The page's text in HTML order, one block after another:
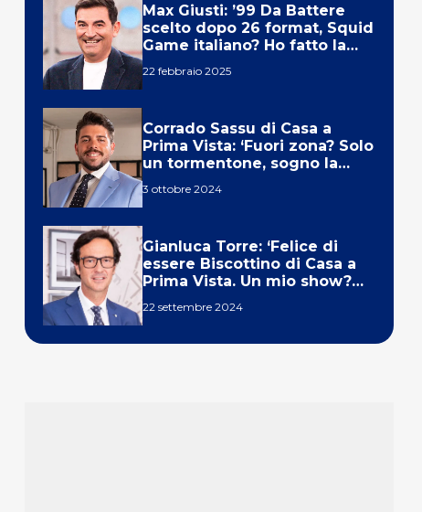
Max Giusti: ’99 Da Battere
scelto dopo 26 format, Squid
Game italiano? Ho fatto la
22 febbraio 2025
Corrado Sassu di Casa a
Prima Vista: ‘Fuori zona? Solo
un tormentone, sogno la
3 ottobre 2024
Gianluca Torre: ‘Felice di
essere Biscottino di Casa a
Prima Vista. Un mio show?
22 settembre 2024